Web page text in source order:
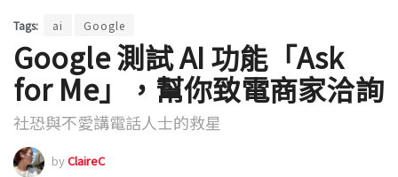
Tags: ai Google
Google 測試 AI 功能「Ask
for Me」，幫你致電商家洽詢
社恐與不愛講電話人士的救星
byClaireC